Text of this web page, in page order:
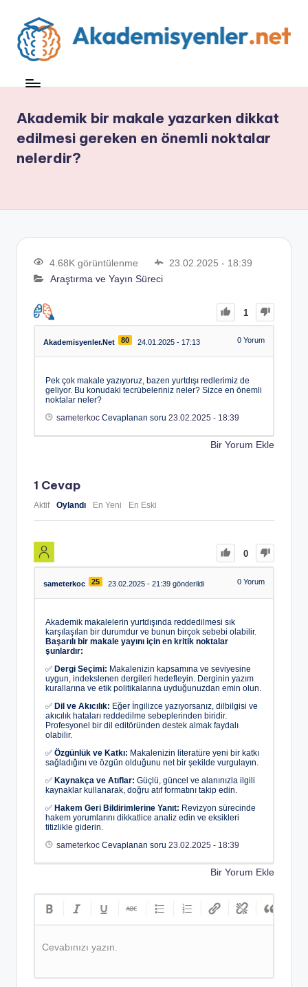
Akademik bir makale yazarken dikkat
edilmesi gereken en önemli noktalar
nelerdir?
4.68K görüntülenme
23.02.2025 - 18:39
Araştırma ve Yayın Süreci
1
Akademisyenler.Net 80 24.01.2025 - 17:13 0 Yorum
Pek çok makale yazıyoruz, bazen yurtdışı redlerimiz de
geliyor. Bu konudaki tecrübeleriniz neler? Sizce en önemli
noktalar neler?
sameterkoc Cevaplanan soru 23.02.2025 - 18:39
Bir Yorum Ekle
1 Cevap
Aktif Oylandı En Yeni En Eski
0
sameterkoc 25 23.02.2025 - 21:39 gönderildi 0 Yorum
Akademik makalelerin yurtdışında reddedilmesi sık
karşılaşılan bir durumdur ve bunun birçok sebebi olabilir.
Başarılı bir makale yayını için en kritik noktalar
şunlardır:
✅ Dergi Seçimi: Makalenizin kapsamına ve seviyesine
uygun, indekslenen dergileri hedefleyin. Derginin yazım
kurallarına ve etik politikalarına uyduğunuzdan emin olun.
✅ Dil ve Akıcılık: Eğer İngilizce yazıyorsanız, dilbilgisi ve
akıcılık hataları reddedilme sebeplerinden biridir.
Profesyonel bir dil editöründen destek almak faydalı
olabilir.
✅ Özgünlük ve Katkı: Makalenizin literatüre yeni bir katkı
sağladığını ve özgün olduğunu net bir şekilde vurgulayın.
✅ Kaynakça ve Atıflar: Güçlü, güncel ve alanınızla ilgili
kaynaklar kullanarak, doğru atıf formatını takip edin.
✅ Hakem Geri Bildirimlerine Yanıt: Revizyon sürecinde
hakem yorumlarını dikkatlice analiz edin ve eksikleri
titizlikle giderin.
sameterkoc Cevaplanan soru 23.02.2025 - 18:39
Bir Yorum Ekle
Cevabınızı yazın.